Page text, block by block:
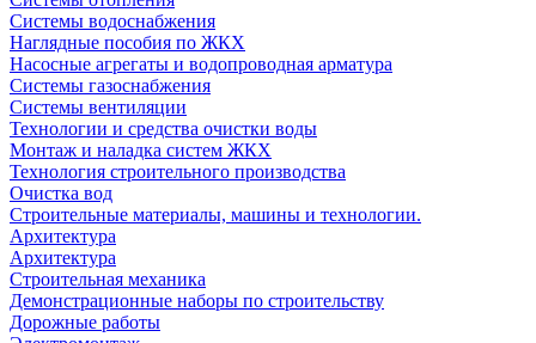
Системы водоснабжения
Наглядные пособия по ЖКХ
Насосные агрегаты и водопроводная арматура
Системы газоснабжения
Системы вентиляции
Технологии и средства очистки воды
Монтаж и наладка систем ЖКХ
Технология строительного производства
Очистка вод
Строительные материалы, машины и технологии.
Архитектура
Архитектура
Cтроительная механика
Демонстрационные наборы по строительству
Дорожные работы